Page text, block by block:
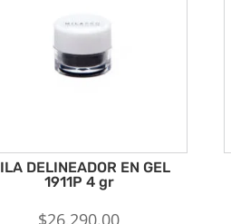
DELINEADOR EN GEL
1911P 4 gr